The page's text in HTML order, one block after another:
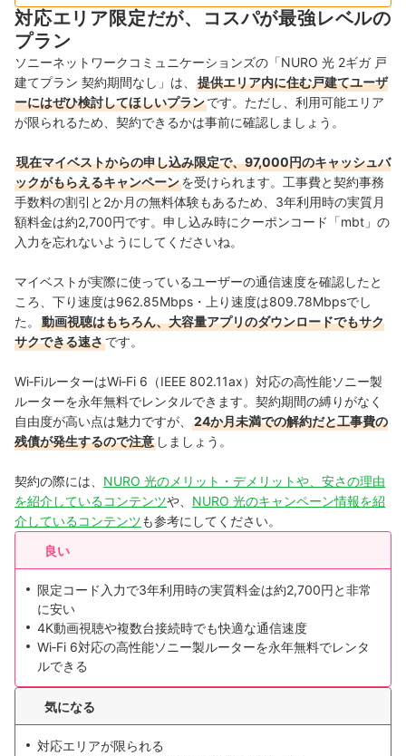
対応エリア限定だが、コスパが最強レベルの
プラン
ソニーネットワークコミュニケーションズの「NURO 光 2ギガ 戸
建てプラン 契約期間なし」は、
提供エリア内に住む戸建てユーザ
ーにはぜひ検討してほしいプランです。ただし、利用可能エリア
が限られるため、契約できるかは事前に確認しましょう。
現在マイベストからの申し込み限定で、97,000円のキャッシュバ
ックがもらえるキャンペーンを受けられます。工事費と契約事務
手数料の割引と2か月の無料体験もあるため、3年利用時の実質月
額料金は約2,700円です。申し込み時にクーポンコード「mbt」の
入力を忘れないようにしてくださいね。
マイベストが実際に使っているユーザーの通信速度を確認したと
ころ、下り速度は962.85Mbps・上り速度は809.78Mbpsでし
た。
動画視聴はもちろん、大容量アプリのダウンロードでもサク
サクできる速さです。
Wi‑FiルーターはWi‑Fi 6（IEEE 802.11ax）対応の高性能ソニー製
ルーターを永年無料でレンタルできます。契約期間の縛りがなく
自由度が高い点は魅力ですが、
24か月未満での解約だと工事費の
残債が発生するので注意 しましょう。
契約の際には、 NURO 光のメリット・デメリットや、安さの理由
を紹介しているコンテンツや、 NURO 光のキャンペーン情報を紹
介しているコンテンツも参考にしてください。
良い
限定コード入力で3年利用時の実質料金は約2,700円と非常
に安い
4K動画視聴や複数台接続時でも快適な通信速度
Wi‑Fi 6対応の高性能ソニー製ルーターを永年無料でレンタ
ルできる
気になる
対応エリアが限られる